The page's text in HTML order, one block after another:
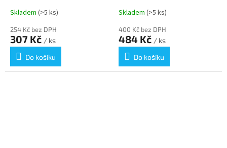
Skladem (>5 ks)
254 Kč bez DPH
307 Kč / ks
Do košíku
Skladem (>5 ks)
400 Kč bez DPH
484 Kč / ks
Do košíku